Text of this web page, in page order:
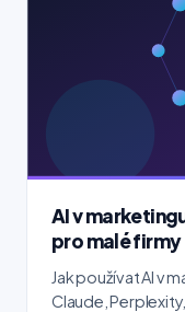
AI v
pro malé firmy
Jak používat AI v
Claude,